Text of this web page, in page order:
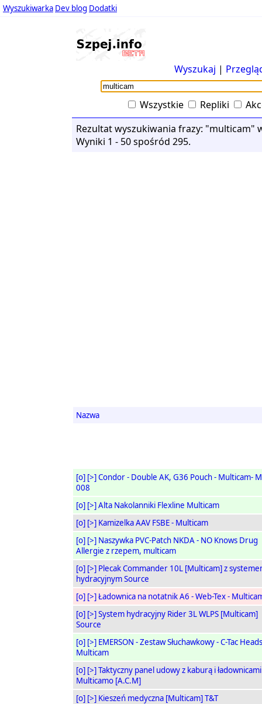
Wyszukiwarka Dev blog Dodatki
Wyszukaj |
Wszystkie Repliki
Rezultat wyszukiwania frazy: "multicam"
Wyniki 1 - 50 spośród 295.
Nazwa
[o] [>]Condor - Double AK, G36 Pouch - Multicam-
008
[o] [>]Alta Nakolanniki Flexline Multicam
[o] [>] Kamizelka AAV FSBE - Multicam
[o] [>] Naszywka PVC-Patch NKDA - NO Knows Drug
Allergie z rzepem, multicam
[o] [>] Plecak Commander 10L [Multicam] z
hydracyjnym Source
[o] [>]Ładownica na notatnik A6 - Web-Tex -
[o] [>]System hydracyjny Rider 3L WLPS [Multicam]
Source
[o] [>] EMERSON - Zestaw Słuchawkowy - C-Tac
Multicam
[o] [>]Taktyczny panel udowy z kaburą i ładownicami
Multicamo [A.C.M]
[o] [>] Kieszeń medyczna [Multicam] T&T